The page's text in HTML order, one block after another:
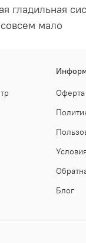
гладильная
мало
Блог